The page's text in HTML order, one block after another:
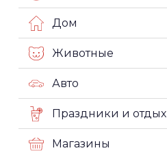
Дом
Животные
Авто
Праздники и отдых
Магазины